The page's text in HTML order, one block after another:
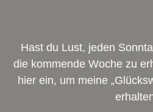
Hast du Lust, jeden
die kommende Woche zu
hier ein, um meine